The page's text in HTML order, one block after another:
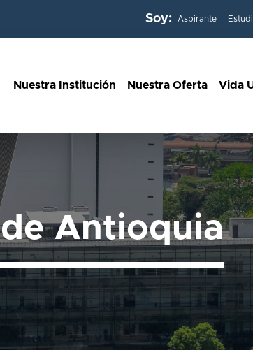
Soy: Aspirante
Nuestra Institución Nuestra Oferta Vida
Antioquia